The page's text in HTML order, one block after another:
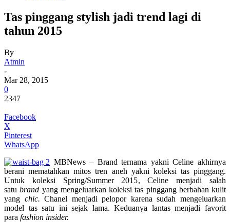
Tas pinggang stylish jadi trend lagi di
tahun 2015
By
Atmin
-
Mar 28, 2015
0
2347
Facebook
X
Pinterest
WhatsApp
MBNews – Brand ternama yakni Celine akhirnya
berani mematahkan mitos tren aneh yakni koleksi tas pinggang.
Untuk koleksi Spring/Summer 2015, Celine menjadi salah
satubrand yang mengeluarkan koleksi tas pinggang berbahan kulit
yang chic.Chanel menjadi pelopor karena sudah mengeluarkan
model tas satu ini sejak lama. Keduanya lantas menjadi favorit
para fashion insider.